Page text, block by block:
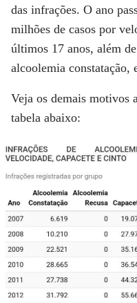
das infrações. O ano
milhões de casos por
últimos 17 anos, além
alcoolemia constatação,
Veja os demais motivos
tabela abaixo: